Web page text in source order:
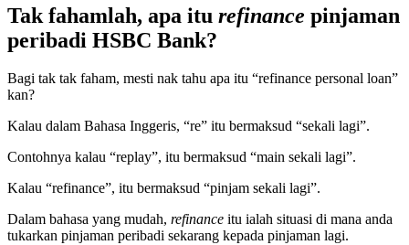
Tak fahamlah, apa itu refinance pinjaman
peribadi HSBC Bank?
Bagi tak tak faham, mesti nak tahu apa itu “refinance personal loan”
kan?
Kalau dalam Bahasa Inggeris, “re” itu bermaksud “sekali lagi”.
Contohnya kalau “replay”, itu bermaksud “main sekali lagi”.
Kalau “refinance”, itu bermaksud “pinjam sekali lagi”.
Dalam bahasa yang mudah, refinance itu ialah situasi di mana anda
tukarkan pinjaman peribadi sekarang kepada pinjaman lagi.